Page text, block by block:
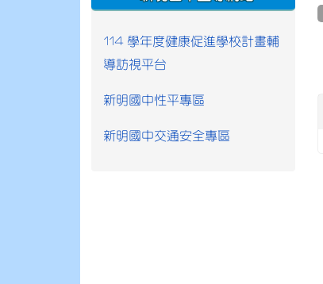
114 學年度健康促進學校計畫輔
導訪視平台
新明國中性平專區
新明國中交通安全專區